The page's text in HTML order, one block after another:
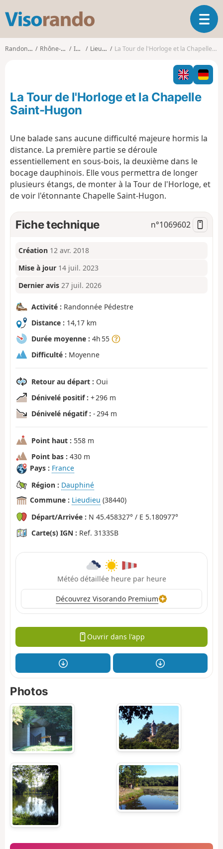
s
o
o
O
u
v
i
r
l
i
i
Randonnées Rhône-Alpes Isère Lieudieu La Tour de l'Horloge et la Chapelle Saint-Hugon
La Tour de l'Horloge et la Chapelle
Saint-Hugon
Une balade sans aucune difficulté majeure hormis la
distance. La première partie se déroule
essentiellement en sous-bois, la deuxième dans le
bocage dauphinois. Elle vous permettra de longer
plusieurs étangs, de monter à la Tour de l'Horloge, et
de voir l'étonnante Chapelle Saint-Hugon.
Fiche technique n°1069602
Création 12 avr. 2018
Mise à jour 14 juil. 2023
Dernier avis 27 juil. 2026
Activité : Randonnée Pédestre
Distance : 14,17 km
Durée moyenne : 4h 55
Difficulté : Moyenne
Retour au départ : Oui
Dénivelé positif : + 296 m
Dénivelé négatif : - 294 m
Point haut : 558 m
Point bas : 430 m
Pays : France
Région : Dauphiné
Commune : Lieudieu (38440)
Départ/Arrivée : N 45.458327° / E 5.180977°
Carte(s) IGN : Ref. 3133SB
Météo détaillée heure par heure
Découvrez Visorando Premium
Ouvrir dans l'app
Photos